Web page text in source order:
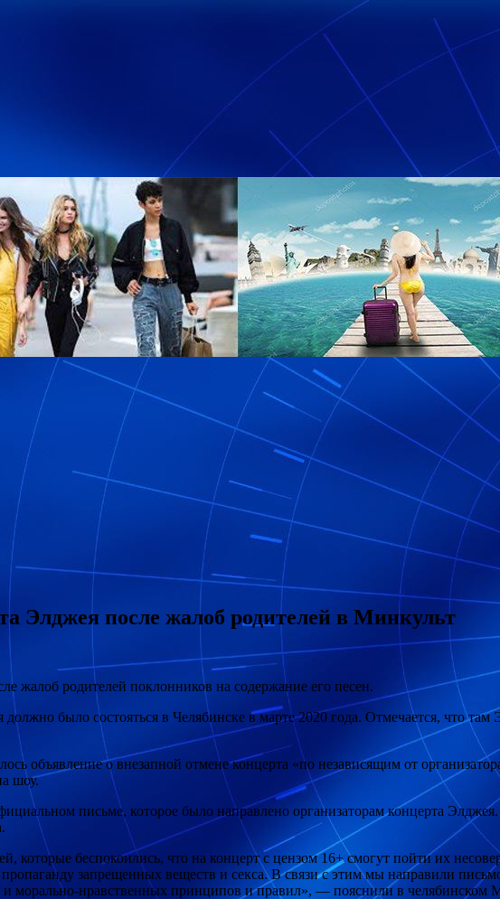
Элджея после жалоб родителей в Минкульт
жалоб родителей поклонников на содержание его песен.
было состояться в Челябинске в марте 2020 года. Отмечается, что там
объявление о внезапной отмене концерта «по независящим от
шоу.
письме, которое было направлено организаторам концерта
которые беспокоились, что на концерт с цензом 16+ смогут пойти их
запрещенных веществ и секса. В связи с этим мы направили
и морально-нравственных принципов и правил», — пояснили в челябинском